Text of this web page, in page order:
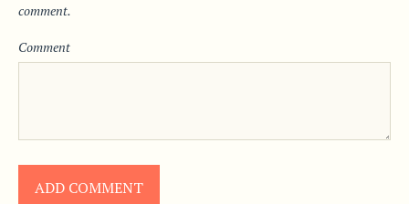
comment.
Comment